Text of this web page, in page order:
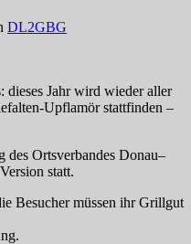
DL2GBG
dieses Jahr wird wieder aller
Upflamör stattfinden –
des Ortsverbandes Donau–
statt.
Besucher müssen ihr Grillgut